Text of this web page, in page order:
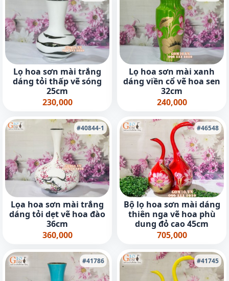
Lọ hoa sơn mài trắng
dáng tỏi thấp vẽ sóng
25cm
230,000
Lọ hoa sơn mài xanh
dáng viền cổ vẽ hoa sen
32cm
240,000
#40844-1
Lọa hoa sơn mài trắng
dáng tỏi dẹt vẽ hoa đào
36cm
360,000
#46548
Bộ lọ hoa sơn mài dáng
thiên nga vẽ hoa phù
dung đỏ cao 45cm
705,000
#41786 #41745